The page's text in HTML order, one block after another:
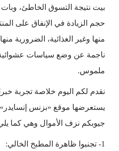
بيت نتيجة التسوق الخاطئ،
حجم الزيادة في الإنفاق على
منها وغير الغذائية، الضرورية
ناجمة عن وضع سياسات
ملموس.
نقدم لكم اليوم خلاصة تجربة
يستعرضها موقع «بزنس
جيوبكم نزف الأموال وهي كما
1- تجنبوا ظاهرة المطبخ الخالي: